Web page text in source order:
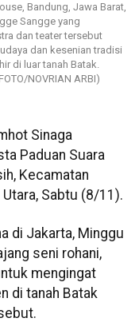
Bandung, Jawa Barat,
Sangge yang
dan teater tersebut
dan kesenian tradisi
di luar tanah Batak.
NOVRIAN ARBI)
Sinaga
Paduan Suara
Kecamatan
Sabtu (8/11).
di Jakarta, Minggu
seni rohani,
mengingat
di tanah Batak